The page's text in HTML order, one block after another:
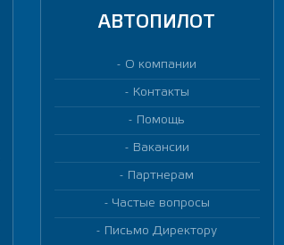
АВТОПИЛОТ
О компании
Контакты
Помощь
Вакансии
Партнерам
Частые вопросы
Письмо Директору